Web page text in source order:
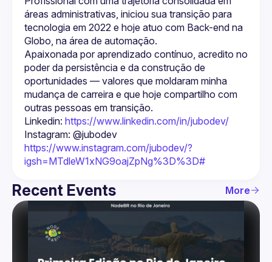
áreas administrativas, iniciou sua transição para
tecnologia em 2022 e hoje atuo com Back-end na
Globo, na área de automação.
Apaixonada por aprendizado contínuo, acredito no
poder da persistência e da construção de
oportunidades — valores que moldaram minha
mudança de carreira e que hoje compartilho com
outras pessoas em transição.
Linkedin: https://www.linkedin.com/in/jubodev/
https://www.instagram.com/jubodev/?
igsh=MTdleW1xNG9oajZpNg%3D%3D#
Recent Events More